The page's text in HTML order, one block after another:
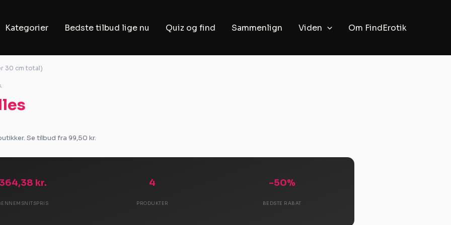
Kategorier Bedste tilbud lige nu Quiz og find Sammenlign Viden Om FindErotik
30 cm total)
Se tilbud fra 99,50 kr.
364,38 kr. 4
PRODUKTER
-50%
BEDSTE RABAT